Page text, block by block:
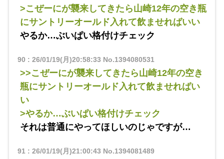
>こぜーにが襲来してきたら山崎12年の空き瓶
にサントリーオールド入れて飲ませればいい
やるか…ぶいぱい格付けチェック
90 : 26/01/19(月)20:58:33 No.1394080531
>>こぜーにが襲来してきたら山崎12年の空き
瓶にサントリーオールド入れて飲ませればい
い
>やるか…ぶいぱい格付けチェック
それは普通にやってほしいのじゃですが…
91: 26/01/19(月)21:00:43 No.1394081489